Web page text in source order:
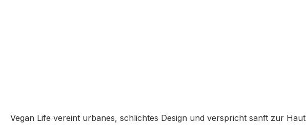
Vegan Life vereint urbanes, schlichtes Design und verspricht sanft zur Haut